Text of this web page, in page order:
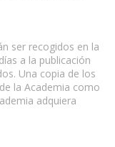
ser recogidos en la
a la publicación
Una copia de los
la Academia como
adquiera